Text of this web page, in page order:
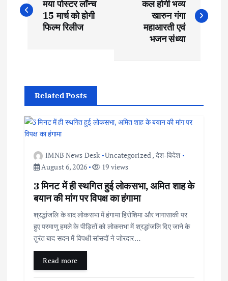
o
n
a
v
मया पोस्टर लॉन्च
15 मार्च को होगी
फिल्म रिलीज
कल होगी भव्य
खारुन गंगा
महाआरती एवं
भजन संध्या
Related Posts
IMNB News Desk Uncategorized, देश-विदेश
August 6, 2026
19 views
3 मिनट में ही स्थगित हुई लोकसभा, अमित शाह के
बयान की मांग पर विपक्ष का हंगामा
श्रद्धांजलि के बाद लोकसभा में हंगामा हिरोशिमा और नागासाकी पर
हुए परमाणु हमले के पीड़ितों को लोकसभा में श्रद्धांजलि दिए जाने के
तुरंत बाद सदन में विपक्षी सांसदों ने जोरदार…
Read more